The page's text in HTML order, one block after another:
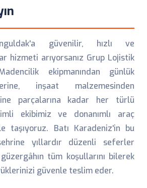
güvenilir, hızlı ve
hizmeti arıyorsanız Grup Lojistik
ekipmanından günlük
inşaat malzemesinden
parçalarına kadar her türlü
ekibimiz ve donanımlı araç
taşıyoruz. Batı Karadeniz'in bu
yıllardır düzenli seferler
tüm koşullarını bilerek
güvenle teslim eder.